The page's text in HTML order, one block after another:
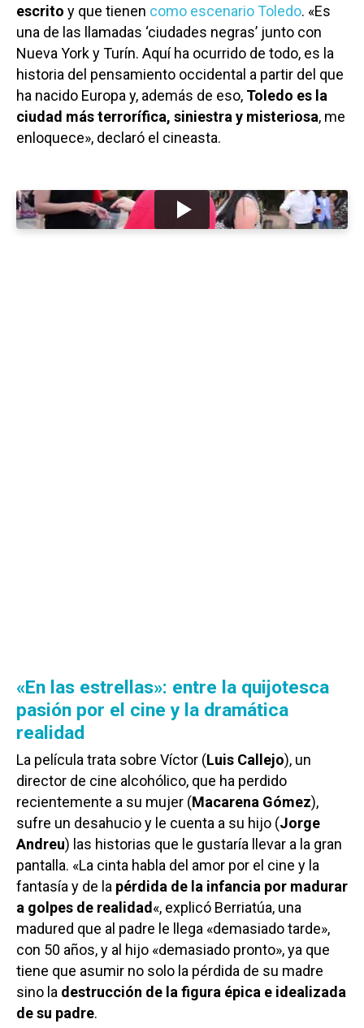
escrito y que tienen como escenario Toledo. «Es
una de las llamadas ‘ciudades negras’ junto con
Nueva York y Turín. Aquí ha ocurrido de todo, es la
historia del pensamiento occidental a partir del que
ha nacido Europa y, además de eso, Toledo es la
ciudad más terrorífica, siniestra y misteriosa, me
enloquece», declaró el cineasta.
«En las estrellas»: entre la quijotesca
pasión por el cine y la dramática
realidad
La película trata sobre Víctor (Luis Callejo), un
director de cine alcohólico, que ha perdido
recientemente a su mujer (Macarena Gómez),
sufre un desahucio y le cuenta a su hijo (Jorge
Andreu) las historias que le gustaría llevar a la gran
pantalla. «La cinta habla del amor por el cine y la
fantasía y de la pérdida de la infancia por madurar
a golpes de realidad«, explicó Berriatúa, una
madured que al padre le llega «demasiado tarde»,
con 50 años, y al hijo «demasiado pronto», ya que
tiene que asumir no solo la pérdida de su madre
sino la destrucción de la figura épica e idealizada
de su padre.